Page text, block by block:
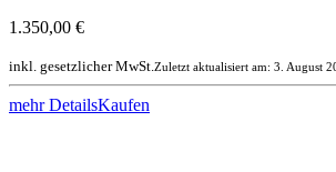
1.350,00 €
inkl. gesetzlicher MwSt. Zuletzt aktualisiert am: 3. August
mehr DetailsKaufen